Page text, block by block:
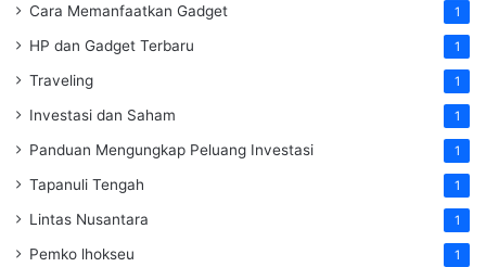
Cara Memanfaatkan Gadget 1
HP dan Gadget Terbaru 1
Traveling 1
Investasi dan Saham 1
Panduan Mengungkap Peluang Investasi 1
Tapanuli Tengah 1
Lintas Nusantara 1
Pemko lhokseu 1